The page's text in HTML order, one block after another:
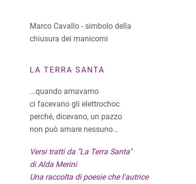
Marco Cavallo - simbolo della
chiusura dei manicomi
LA TERRA SANTA
...quando amavamo
ci facevano gli elettrochoc
perché, dicevano, un pazzo
non può amare nessuno...
Versi tratti da "La Terra Santa"
di Alda Merini
Una raccolta di poesie che l'autrice